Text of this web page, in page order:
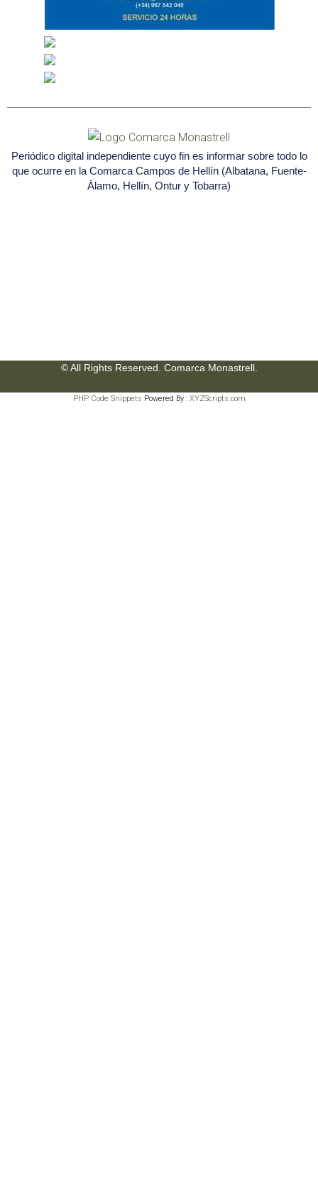
Periódico digital independiente cuyo fin es informar sobre todo lo
que ocurre en la Comarca Campos de Hellín (Albatana, Fuente-
Álamo, Hellín, Ontur y Tobarra)
© All Rights Reserved. Comarca Monastrell.
PHP Code Snippets Powered By : XYZScripts.com